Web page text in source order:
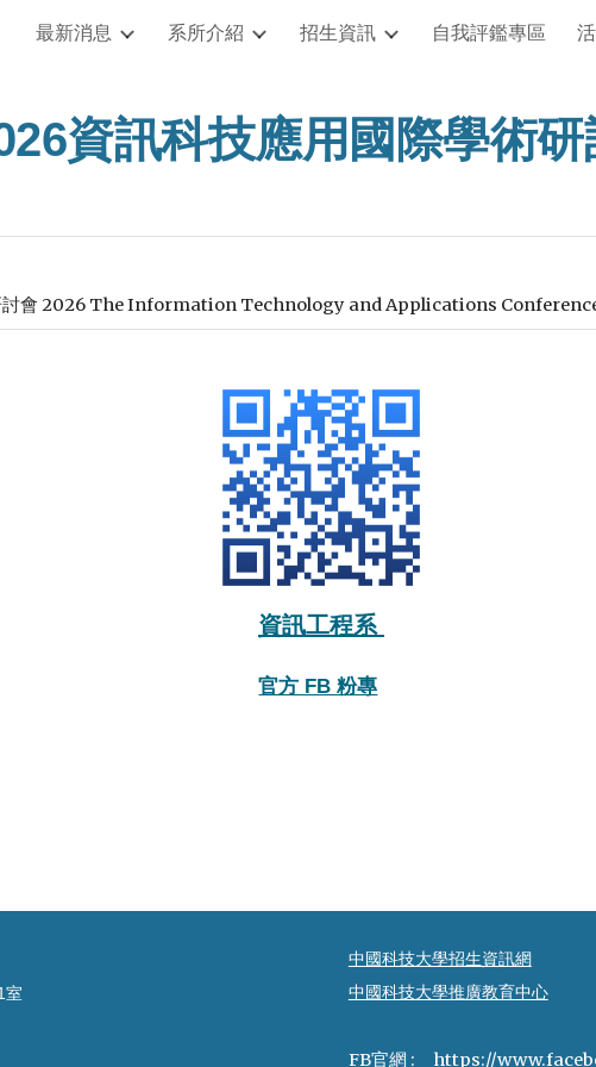
Skip to main content Skip to
最新消息 系所介紹 招生資訊 自我評鑑專區
資訊科技應用國際學術研
討會 2026 The Information Technology and Applications
資訊工程系
官方 FB 粉專
室
中國科技大學招生資訊網
中國科技大學推廣教育中心
FB官網 : https://